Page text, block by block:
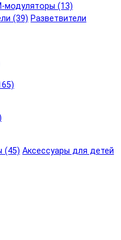
модуляторы (13)
(39) Разветвители
(45) Аксессуары для детей